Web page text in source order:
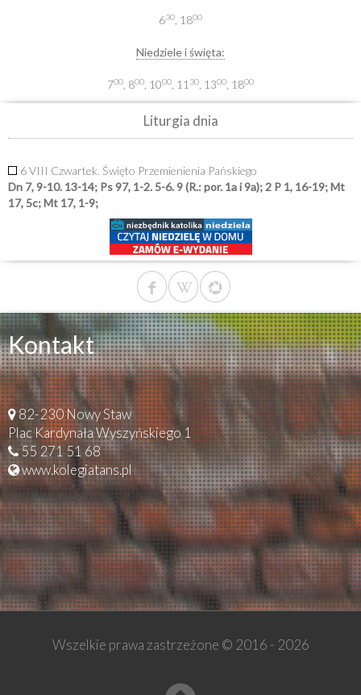
630 , 1800
Niedziele i święta:
700 , 800 , 1000 , 11 30 , 1300 , 1800
Liturgia dnia
6 VIII Czwartek. Święto Przemienienia Pańskiego
Dn 7, 9-10. 13-14; Ps 97, 1-2. 5-6. 9 (R.: por. 1a i 9a); 2 P 1, 16-19; Mt
17, 5c; Mt 17, 1-9;
Kontakt
82-230 Nowy Staw
Plac Kardynała Wyszyńskiego 1
55 271 51 68
www.kolegiatans.pl
Wszelkie prawa zastrzeżone © 2016 - 2026